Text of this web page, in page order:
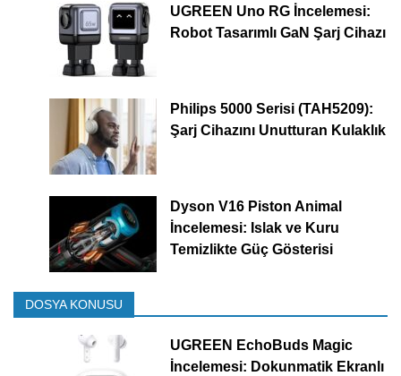
UGREEN Uno RG İncelemesi:
Robot Tasarımlı GaN Şarj Cihazı
Philips 5000 Serisi (TAH5209):
Şarj Cihazını Unutturan Kulaklık
Dyson V16 Piston Animal
İncelemesi: Islak ve Kuru
Temizlikte Güç Gösterisi
DOSYA KONUSU
UGREEN EchoBuds Magic
İncelemesi: Dokunmatik Ekranlı